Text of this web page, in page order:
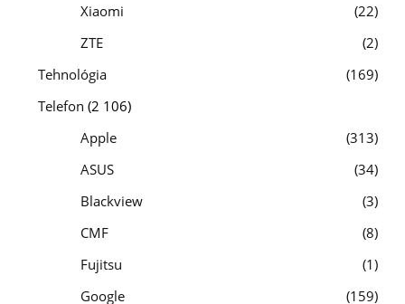
Xiaomi
22
ZTE
2
Tehnológia
169
Telefon (2 106)
Apple
313
ASUS
34
Blackview
3
CMF
8
Fujitsu
1
Google
159